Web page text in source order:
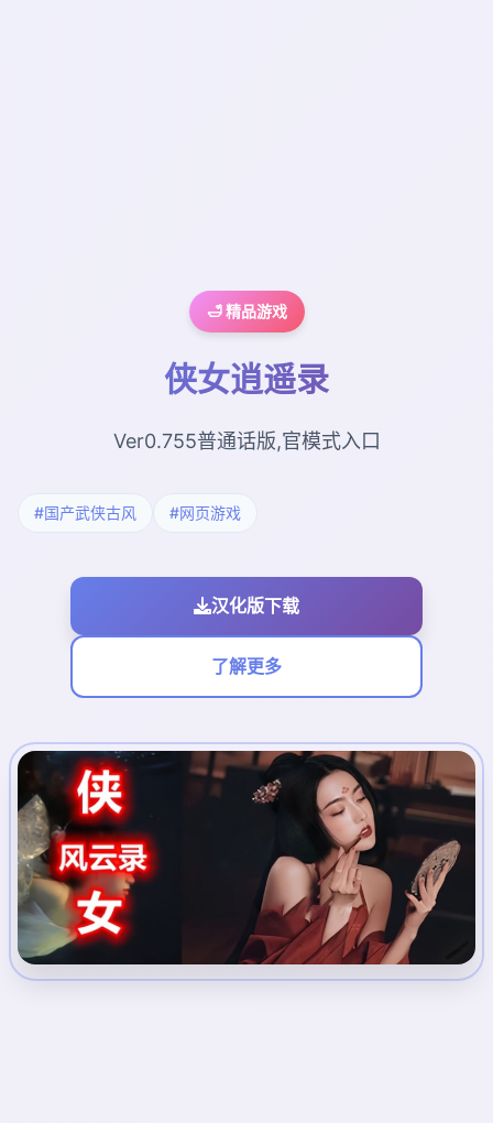
🛁 精品游戏
侠女逍遥录
Ver0.755普通话版,官模式入口
#国产武侠古风 #网页游戏
汉化版下载
了解更多